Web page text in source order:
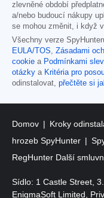
zlevněné období
a/nebo budoucí nákupy
se mohou změnit, i když
Všechny verze
EULA/TOS, Zásadami
cookie a Podmínkami slev
otázky a Kritéria pro
odinstalovat, přečtěte si
Domov Kroky
hrozeb SpyHunter
RegHunter Další
Sídlo: 1 Castle Street,
EnigmaSoft Limited,